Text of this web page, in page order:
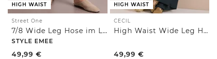
HIGH WAIST
Street One
7/8 Wide Leg Hose im Loose Fit mit Print
STYLE EMEE
49,99 €
HIGH WAIST
CECIL
High Waist Wide Leg Hose im Loose Fit
49,99 €